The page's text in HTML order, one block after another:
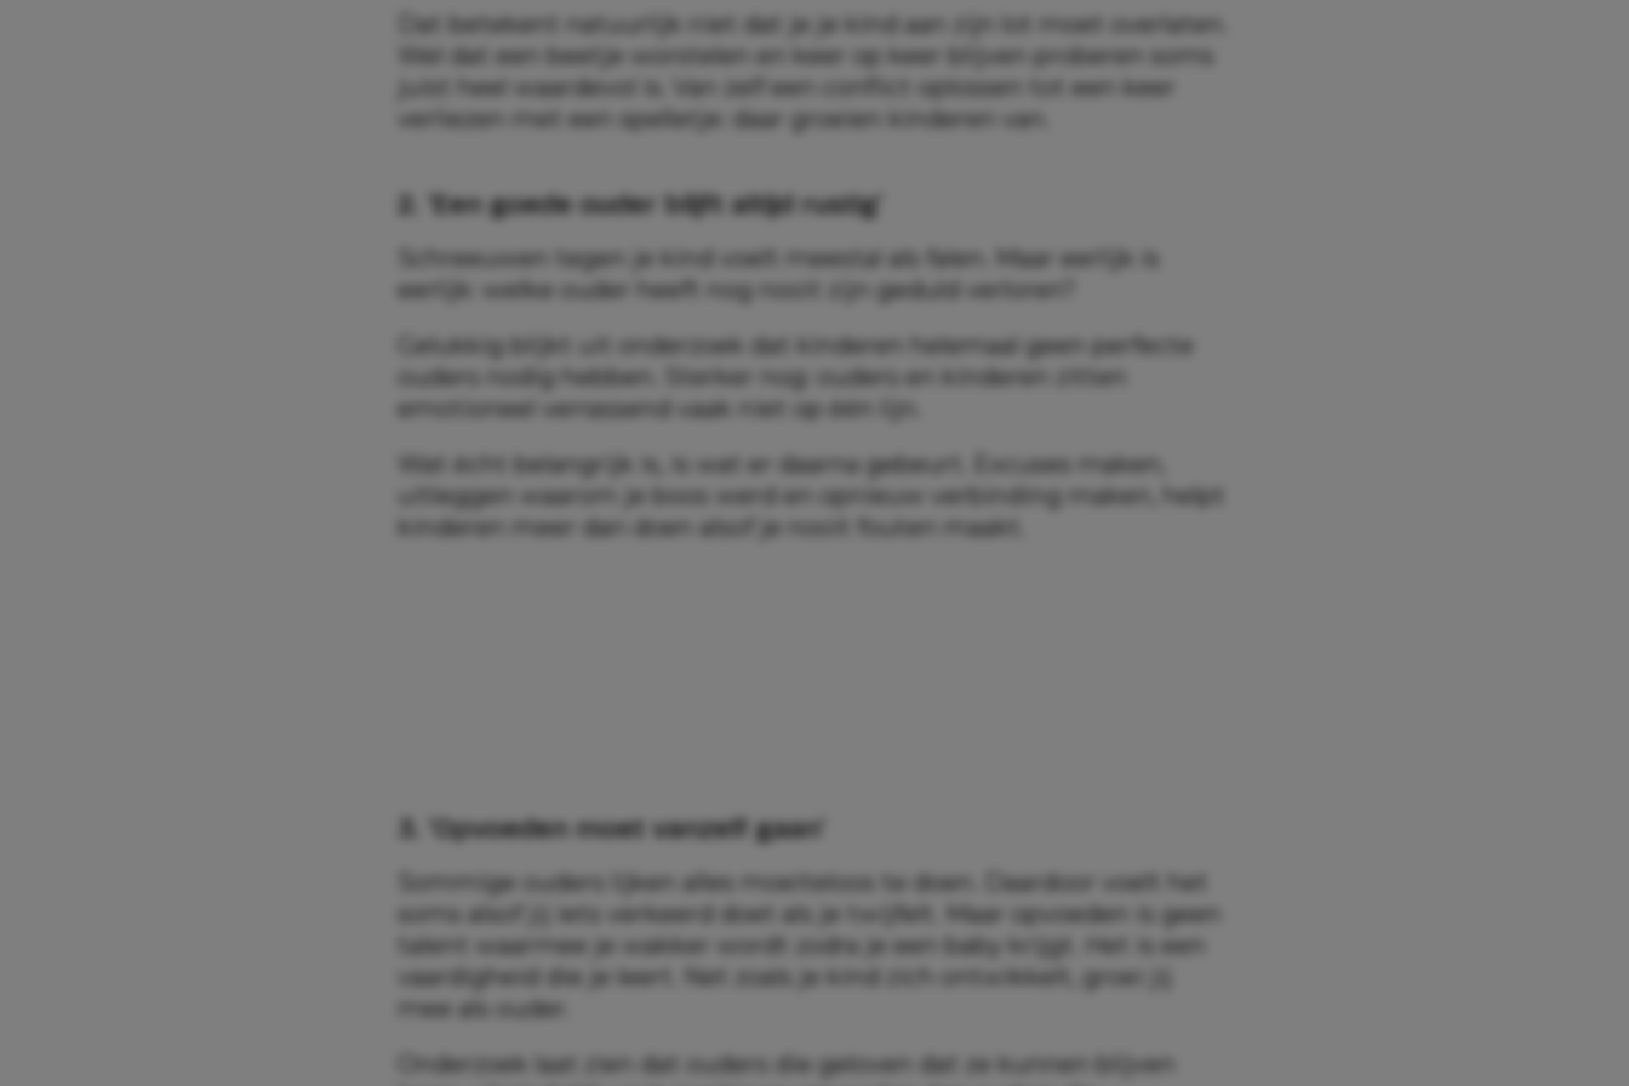
Dat betekent natuurlijk niet dat je je kind aan zijn lot moet overlaten.
Wel dat een beetje worstelen en keer op keer blijven proberen soms
juist heel waardevol is. Van zelf een conflict oplossen tot een keer
verliezen met een spelletje: daar groeien kinderen van.
2. ‘Een goede ouder blijft altijd rustig’
Schreeuwen tegen je kind voelt meestal als falen. Maar eerlijk is
eerlijk: welke ouder heeft nog nooit zijn geduld verloren?
Gelukkig blijkt uit onderzoek dat kinderen helemaal geen perfecte
ouders nodig hebben. Sterker nog: ouders en kinderen zitten
emotioneel verrassend vaak niet op één lijn.
Wat écht belangrijk is, is wat er daarna gebeurt. Excuses maken,
uitleggen waarom je boos werd en opnieuw verbinding maken, helpt
kinderen meer dan doen alsof je nooit fouten maakt.
3. ‘Opvoeden moet vanzelf gaan’
Sommige ouders lijken alles moeiteloos te doen. Daardoor voelt het
soms alsof jij iets verkeerd doet als je twijfelt. Maar opvoeden is geen
talent waarmee je wakker wordt zodra je een baby krijgt. Het is een
vaardigheid die je leert. Net zoals je kind zich ontwikkelt, groei jij
mee als ouder.
Onderzoek laat zien dat ouders die geloven dat ze kunnen blijven